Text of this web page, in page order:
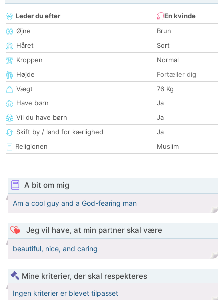
Leder du efter
En kvinde
Øjne
Brun
Håret
Sort
Kroppen
Normal
Højde
Fortæller dig
Vægt
76 Kg
Have børn
Ja
Vil du have børn
Ja
Skift by / land for kærlighed
Ja
Religionen
Muslim
A bit om mig
Am a cool guy and a God-fearing man
Jeg vil have, at min partner skal være
beautiful, nice, and caring
Mine kriterier, der skal respekteres
Ingen kriterier er blevet tilpasset